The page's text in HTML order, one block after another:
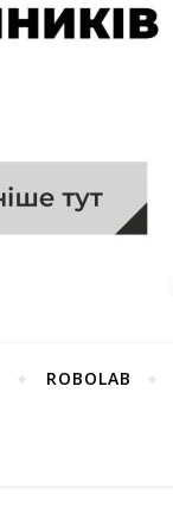
ROBOLAB